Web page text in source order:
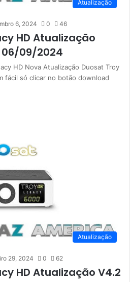
Atualização
6, 2024 0 46
HD Atualização
06/09/2024
HD Nova Atualização Duosat Troy
fácil só clicar no botão download
Atualização
29, 2024 0 62
HD Atualização V4.2